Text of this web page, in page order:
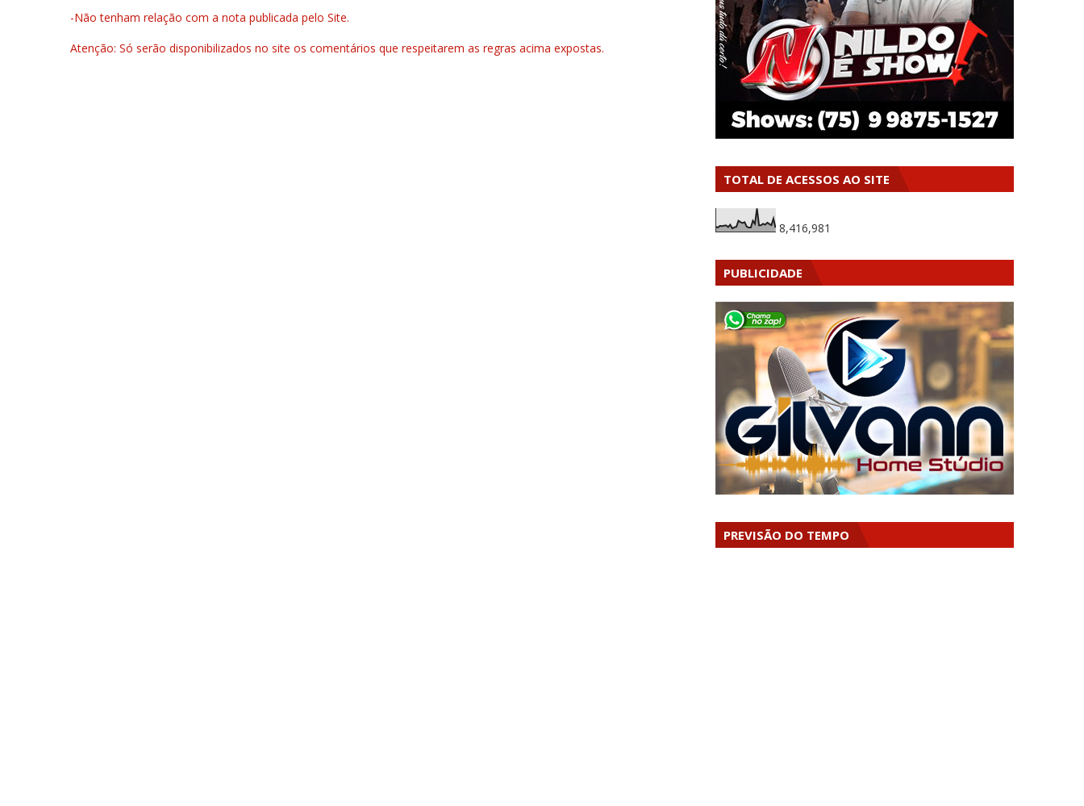
-Não tenham relação com a nota publicada pelo Site.
Atenção: Só serão disponibilizados no site os comentários que respeitarem as regras acima expostas.
TOTAL DE ACESSOS AO SITE
8,416,981
PUBLICIDADE
PREVISÃO DO TEMPO